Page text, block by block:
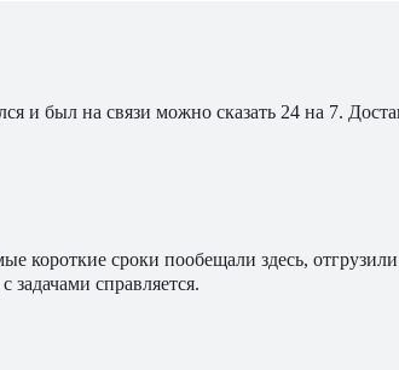
и был на связи можно сказать 24 на 7.
короткие сроки пообещали здесь,
задачами справляется.